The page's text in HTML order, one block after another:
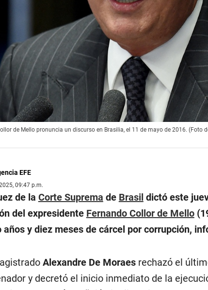
de Mello pronuncia un discurso en Brasilia, el 11 de mayo de 2016. (Foto
EFE
09:47 p.m.
de la Corte Suprema de Brasil dictó este
del expresidente Fernando Collor de Mello
años y diez meses de cárcel por corrupción,
Alexandre De Moraesrechazó el
y decretó el inicio inmediato de la